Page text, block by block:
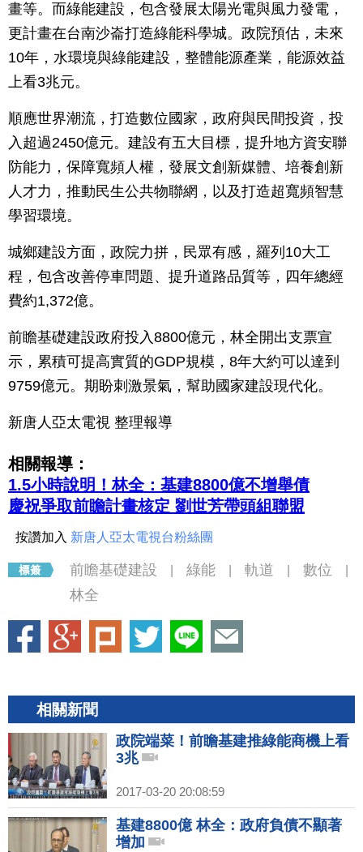
畫等。而綠能建設，包含發展太陽光電與風力發電，
更計畫在台南沙崙打造綠能科學城。政院預估，未來
10年，水環境與綠能建設，整體能源產業，能源效益
上看3兆元。
順應世界潮流，打造數位國家，政府與民間投資，投
入超過2450億元。建設有五大目標，提升地方資安聯
防能力，保障寬頻人權，發展文創新媒體、培養創新
人才力，推動民生公共物聯網，以及打造超寬頻智慧
學習環境。
城鄉建設方面，政院力拼，民眾有感，羅列10大工
程，包含改善停車問題、提升道路品質等，四年總經
費約1,372億。
前瞻基礎建設政府投入8800億元，林全開出支票宣
示，累積可提高實質的GDP規模，8年大約可以達到
9759億元。期盼刺激景氣，幫助國家建設現代化。
新唐人亞太電視 整理報導
相關報導：
1.5小時說明！林全：基建8800億不增舉債
慶祝爭取前瞻計畫核定 劉世芳帶頭組聯盟
按讚加入 新唐人亞太電視台粉絲團
前瞻基礎建設 綠能 軌道 數位
林全
相關新聞
政院端菜！前瞻基建推綠能商機上看
3兆
2017-03-20 20:08:59
基建8800億 林全：政府負債不顯著
增加